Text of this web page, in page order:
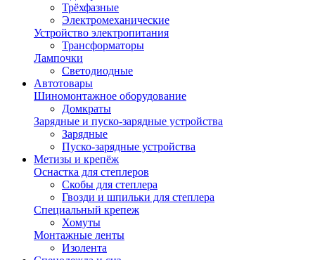
Трёхфазные
Электромеханические
Устройство электропитания
Трансформаторы
Лампочки
Светодиодные
Автотовары
Шиномонтажное оборудование
Домкраты
Зарядные и пуско-зарядные устройства
Зарядные
Пуско-зарядные устройства
Метизы и крепёж
Оснастка для степлеров
Скобы для степлера
Гвозди и шпильки для степлера
Специальный крепеж
Хомуты
Монтажные ленты
Изолента